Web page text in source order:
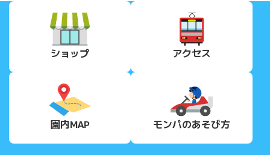
ショップ アクセス
園内MAP モンパのあそび方